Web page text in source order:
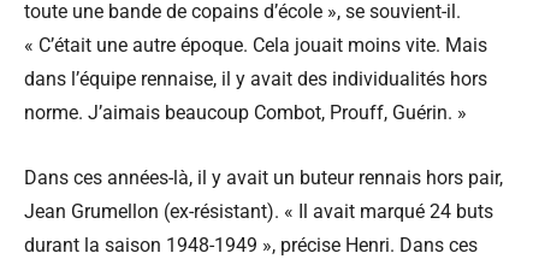
toute une bande de copains d’école », se souvient-il.
« C’était une autre époque. Cela jouait moins vite. Mais
dans l’équipe rennaise, il y avait des individualités hors
norme. J’aimais beaucoup Combot, Prouff, Guérin. »
Dans ces années-là, il y avait un buteur rennais hors pair,
Jean Grumellon (ex-résistant). « Il avait marqué 24 buts
durant la saison 1948-1949 », précise Henri. Dans ces